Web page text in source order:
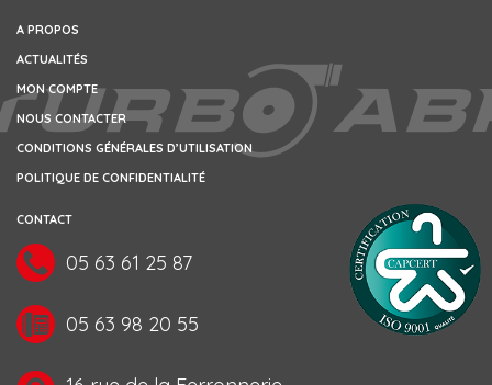
A PROPOS
ACTUALITÉS
MON COMPTE
NOUS CONTACTER
CONDITIONS GÉNÉRALES D’UTILISATION
POLITIQUE DE CONFIDENTIALITÉ
CONTACT
05 63 61 25 87
05 63 98 20 55